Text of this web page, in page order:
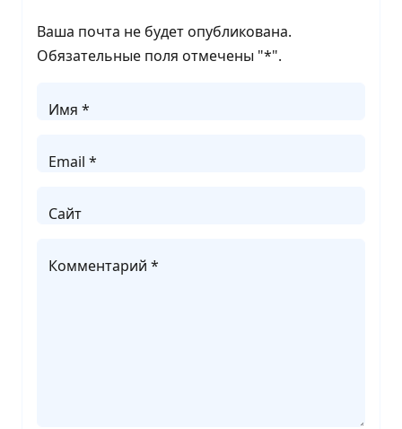
Ваша почта не будет опубликована.
Обязательные поля отмечены "*".
Имя *
Email *
Сайт
Комментарий *